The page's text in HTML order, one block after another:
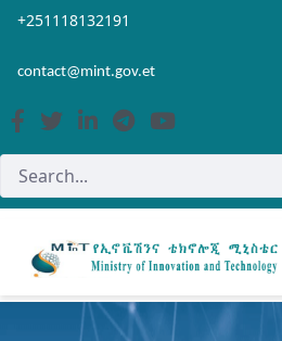
Skip to Main Content
Open Accessibility Menu
+251118132191
contact@mint.gov.et